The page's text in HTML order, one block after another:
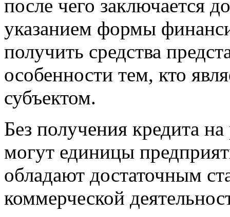
после чего заключается
указанием формы
получить средства
особенности тем, кто
субъектом.
Без получения кредита на
могут единицы
обладают достаточным
коммерческой